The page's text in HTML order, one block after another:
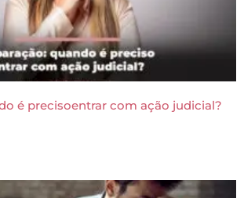
é precisoentrar com ação judicial?